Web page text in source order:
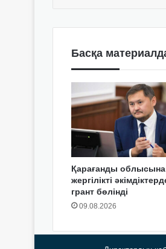
Басқа
Қарағанды облысына
жергілікті
грант бөлінді
09.08.2026